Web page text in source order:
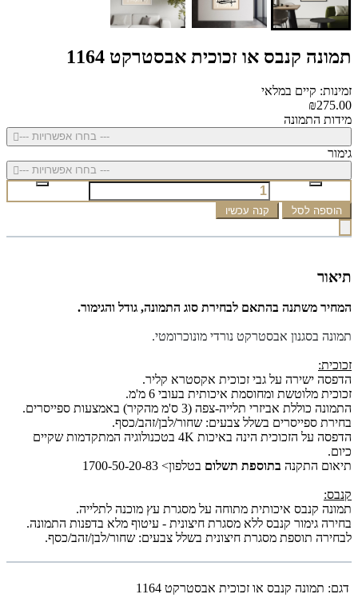
תמונה קנבס או זכוכית אבסטרקט 1164
זמינות: קיים במלאי
₪275.00
מידות התמונה
--- בחרו אפשרויות ---
גימור
--- בחרו אפשרויות ---
הוספה לסל קנה עכשיו
תיאור
המחיר משתנה בהתאם לבחירת סוג התמונה, גודל והגימור.
תמונה בסגנון אבסטרקט נורדי מונוכרומטי.
זכוכית:
הדפסה ישירה על גבי זכוכית אקסטרא קליר.
זכוכית מלוטשת ומחוסמת איכותית בעובי 6 מ'מ.
התמונה כוללת אביזרי תלייה-צפה (3 ס'מ מהקיר) באמצעות ספייסרים.
בחירת ספייסרים בשלל צבעים: שחור/לבן/זהב/כסף.
הדפסה על הזכוכית הינה באיכות 4K בטכנולוגיה המתקדמות שקיים
כיום.
תיאום התקנה בתוספת תשלום בטלפון> 1700-50-20-83
קנבס:
תמונה קנבס איכותית מתוחה על מסגרת עץ מוכנה לתלייה.
בחירה גימור קנבס ללא מסגרת חיצונית - עיטוף מלא בדפנות התמונה.
לבחירה תוספת מסגרת חיצונית בשלל צבעים: שחור/לבן/זהב/כסף.
דגם: תמונה קנבס או זכוכית אבסטרקט 1164